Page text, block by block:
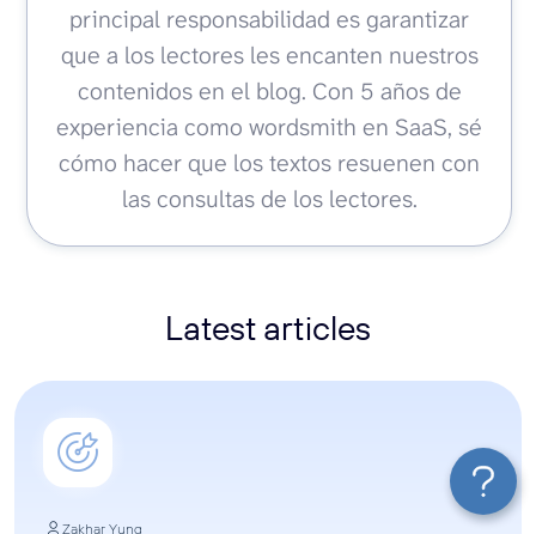
principal responsabilidad es garantizar
que a los lectores les encanten nuestros
contenidos en el blog. Con 5 años de
experiencia como wordsmith en SaaS, sé
cómo hacer que los textos resuenen con
las consultas de los lectores.
Latest articles
Zakhar Yung